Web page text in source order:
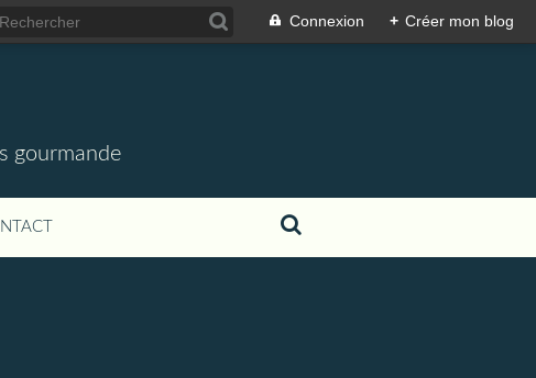
Connexion + Créer mon blog
gourmande